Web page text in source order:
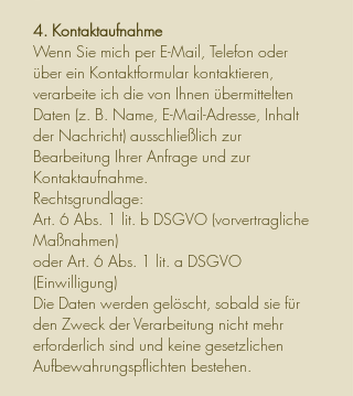
4. Kontaktaufnahme
Wenn Sie mich per E-Mail, Telefon oder
über ein Kontaktformular kontaktieren,
verarbeite ich die von Ihnen übermittelten
Daten (z. B. Name, E-Mail-Adresse, Inhalt
der Nachricht) ausschließlich zur
Bearbeitung Ihrer Anfrage und zur
Kontaktaufnahme.
Rechtsgrundlage:
Art. 6 Abs. 1 lit. b DSGVO (vorvertragliche
Maßnahmen)
oder Art. 6 Abs. 1 lit. a DSGVO
(Einwilligung)
Die Daten werden gelöscht, sobald sie für
den Zweck der Verarbeitung nicht mehr
erforderlich sind und keine gesetzlichen
Aufbewahrungspflichten bestehen.